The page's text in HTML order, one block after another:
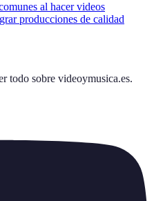
al hacer videos
producciones de calidad
todo sobre videoymusica.es.